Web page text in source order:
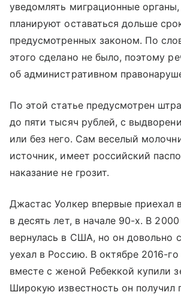
уведомлять миграционные
планируют оставаться дольше
предусмотренных законом. По
этого сделано не было, поэтому
об административном
По этой статье предусмотрен
до пяти тысяч рублей, с
или без него. Сам веселый
источник, имеет российский
наказание не грозит.
Джастас Уолкер впервые приехал
в десять лет, в начале 90-х. В
вернулась в США, но он довольно
уехал в Россию. В октябре 2016-
вместе с женой Ребеккой купили
Широкую известность он получил